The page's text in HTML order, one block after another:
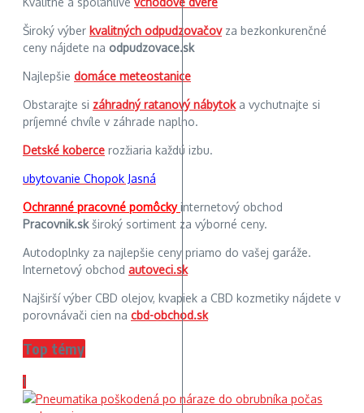
Široký výber kvalitných odpudzovačovza bezkonkurenčné
ceny nájdete na odpudzovace.sk
Najlepšie domáce meteostanice
Obstarajte si záhradný ratanový nábytoka vychutnajte si
príjemné chvíle v záhrade naplno.
Detské koberce rozžiaria každú izbu.
ubytovanie Chopok Jasná
Ochranné pracovné pomôckyinternetový obchod
Pracovnik.skširoký sortiment za výborné ceny.
Autodoplnky za najlepšie ceny priamo do vašej garáže.
Internetový obchod autoveci.sk
Najširší výber CBD olejov, kvapiek a CBD kozmetiky nájdete v
porovnávači cien na cbd-obchod.sk
Top témy
1